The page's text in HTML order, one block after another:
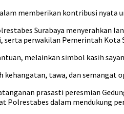
memberikan kontribusi
Surabaya menyerahkan
serta perwakilan Pemerintah Kota
melainkan simbol kasih
tawa, dan semangat
prasasti peresmian
Polrestabes dalam mendukung